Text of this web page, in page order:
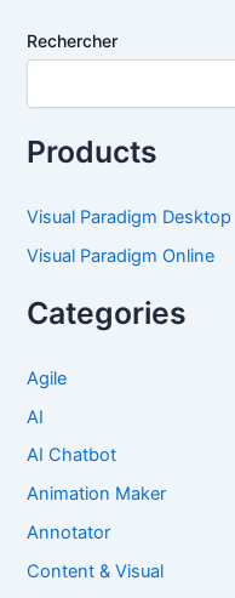
Rechercher
Products
Visual Paradigm Desktop
Visual Paradigm Online
Categories
Agile
AI
AI Chatbot
Animation Maker
Annotator
Content & Visual